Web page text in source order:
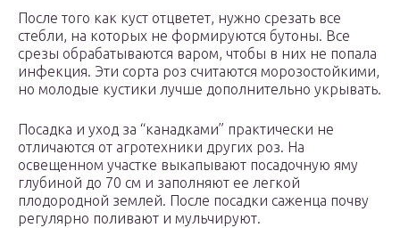
После того как куст отцветет, нужно срезать все
стебли, на которых не формируются бутоны. Все
срезы обрабатываются варом, чтобы в них не попала
инфекция. Эти сорта роз считаются морозостойкими,
но молодые кустики лучше дополнительно укрывать.
Посадка и уход за “канадками” практически не
отличаются от агротехники других роз. На
освещенном участке выкапывают посадочную яму
глубиной до 70 см и заполняют ее легкой
плодородной землей. После посадки саженца почву
регулярно поливают и мульчируют.